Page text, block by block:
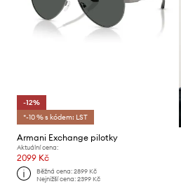
-12%
*-10 % s kódem: LST
Armani Exchange pilotky
Aktuální cena:
2099 Kč
Běžná cena:2899 Kč
Nejnižší cena:2399 Kč